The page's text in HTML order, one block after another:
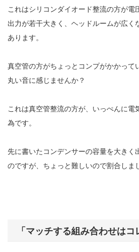
これはシリコンダイオード整流の方が電
出力が若干大きく、ヘッドルームが広く
あります。
真空管の方がちょっとコンプがかかって
丸い音に感じませんか？
これは真空管整流の方が、いっぺんに電
為です。
先に書いたコンデンサーの容量を大きく
のですが、ちょっと難しいので割合しま
「マッチする組み合わせはコ